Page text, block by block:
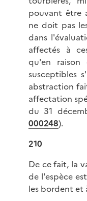
pouvant être
ne doit pas
dans
affectés à
qu'en
susceptibles
abstraction
affectation
du 31
000248).
210
De ce fait, la
de l'espèce
les bordent et